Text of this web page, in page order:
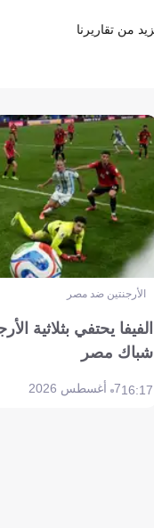
الأرجنتين ضد مصر
الفيفا يحتفي بثلاثية
شباك مصر
16:177 أغسطس 2026